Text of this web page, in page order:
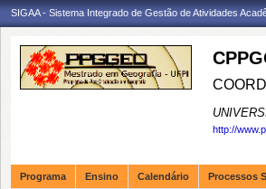
SIGAA - Sistema Integrado de Gestão de Atividades
http://
Programa Ensino Calendário Processos